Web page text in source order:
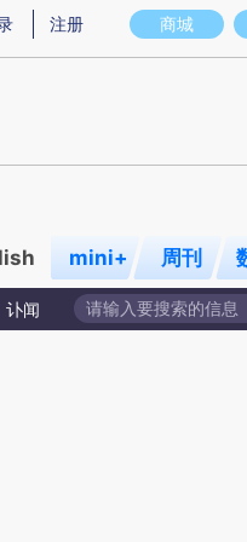
意图存在偏差。不代表财新观点
商城
注册
mini+ 周刊
讣闻